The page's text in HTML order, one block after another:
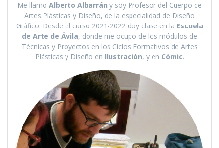
Me llamo Alberto Albarrán y soy Profesor del Cuerpo de
Artes Plásticas y Diseño, de la especialidad de Diseño
Gráfico. Desde el curso 2021-2022 doy clase en la Escuela
de Arte de Ávila, donde me ocupo de los módulos de
Técnicas y Proyectos en los Ciclos Formativos de Artes
Plásticas y Diseño en Ilustración, y en Cómic.